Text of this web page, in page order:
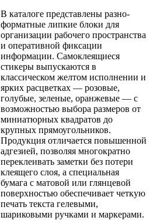
В каталоге представлены разно-
форматные липкие блоки для
организации рабочего пространства
и оперативной фиксации
информации. Самоклеящиеся
стикеры выпускаются в
классическом желтом исполнении и
ярких расцветках — розовые,
голубые, зеленые, оранжевые — с
возможностью выбора размеров от
миниатюрных квадратов до
крупных прямоугольников.
Продукция отличается повышенной
адгезией, позволяя многократно
переклеивать заметки без потери
клеящего слоя, а специальная
бумага с матовой или глянцевой
поверхностью обеспечивает четкую
печать текста гелевыми,
шариковыми ручками и маркерами.